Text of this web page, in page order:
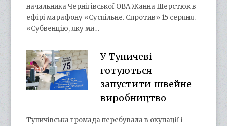
начальника Чернігівської ОВА Жанна Шерстюк в
ефірі марафону «Суспільне. Спротив» 15 серпня.
«Субвенцію, яку ми…
У Тупичеві
готуються
запустити швейне
виробництво
Тупичівська громада перебувала в окупації і